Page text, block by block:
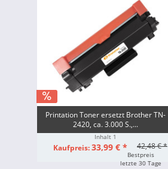
Printation Toner ersetzt Brother TN-
2420, ca. 3.000 S.,...
Inhalt 1
Kaufpreis:33,99 € * 42,48 € *
Bestpreis
letzte 30 Tage